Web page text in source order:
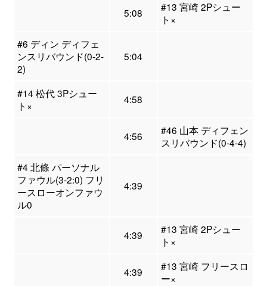
5:08
#13 宮崎 2Pシュー
ト×
#6 ディン ディフェ
ンスリバウンド(0-2-
2)
5:04
#14 松代 3Pシュー
ト×
4:58
4:56
#46 山本 ディフェン
スリバウンド(0-4-4)
#4 北條 パーソナル
ファウル(3-2:0) フリ
ースローオンファウ
ル0
4:39
4:39
#13 宮崎 2Pシュー
ト×
4:39
#13 宮崎 フリースロ
ー×